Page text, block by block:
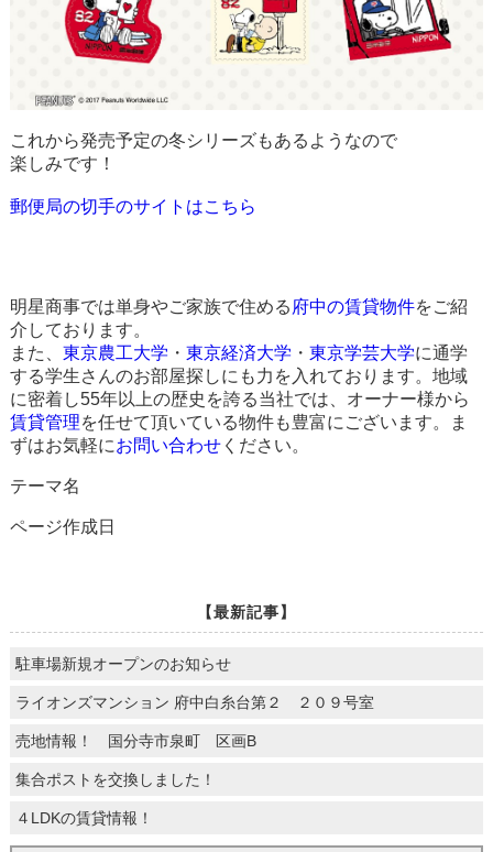
これから発売予定の冬シリーズもあるようなので
楽しみです！
郵便局の切手のサイトはこちら
明星商事では単身やご家族で住める 府中の賃貸物件をご紹
介しております。
また、 東京農工大学 ・ 東京経済大学 ・ 東京学芸大学に通学
する学生さんのお部屋探しにも力を入れております。地域
に密着し55年以上の歴史を誇る当社では、オーナー様から
賃貸管理を任せて頂いている物件も豊富にございます。ま
ずはお気軽にお問い合わせください。
テーマ名
ページ作成日
【最新記事】
駐車場新規オープンのお知らせ
ライオンズマンション 府中白糸台第２ ２０９号室
売地情報！ 国分寺市泉町 区画B
集合ポストを交換しました！
４LDKの賃貸情報！